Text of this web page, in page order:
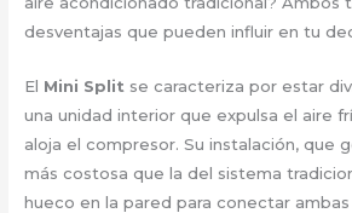
desventajas que pueden influir en tu
El Mini Split se caracteriza por estar
una unidad interior que expulsa el aire
aloja el compresor. Su instalación, que
más costosa que la del sistema
hueco en la pared para conectar ambas